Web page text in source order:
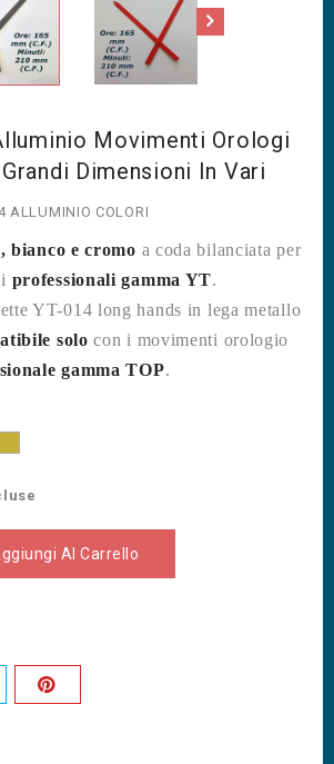
Movimenti Orologi
Dimensioni In Vari
ALLUMINIO COLORI
bianco e cromo a coda bilanciata per
professionali gamma YT.
YT-014 long hands in lega metallo
solo con i movimenti orologio
gamma TOP.
Al Carrello